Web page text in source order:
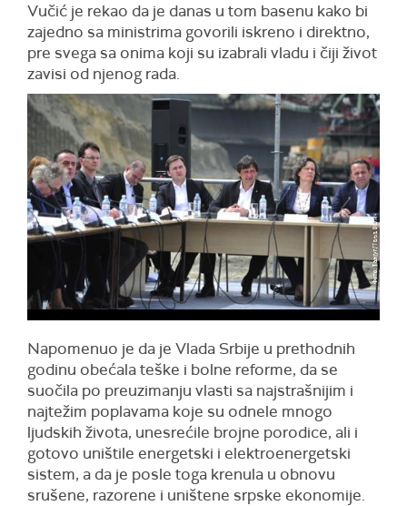
Vučić je rekao da je danas u tom basenu kako bi
zajedno sa ministrima govorili iskreno i direktno,
pre svega sa onima koji su izabrali vladu i čiji život
zavisi od njenog rada.
Napomenuo je da je Vlada Srbije u prethodnih
godinu obećala teške i bolne reforme, da se
suočila po preuzimanju vlasti sa najstrašnijim i
najtežim poplavama koje su odnele mnogo
ljudskih života, unesrećile brojne porodice, ali i
gotovo uništile energetski i elektroenergetski
sistem, a da je posle toga krenula u obnovu
srušene, razorene i uništene srpske ekonomije.